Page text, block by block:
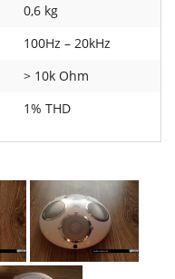
0,6 kg
100Hz – 20kHz
> 10k Ohm
1% THD